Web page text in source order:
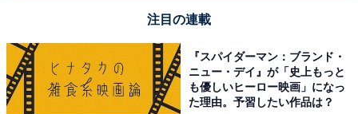
注目の連載
『スパイダーマン：ブランド・
ニュー・デイ』が「史上もっと
も優しいヒーロー映画」になっ
た理由。予習したい作品は？